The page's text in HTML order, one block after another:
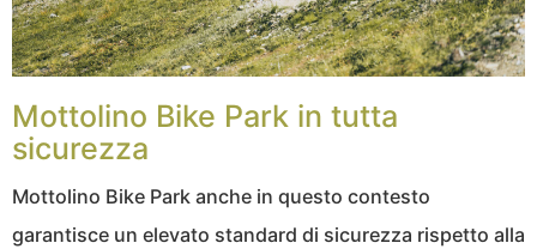
Mottolino Bike Park in tutta
sicurezza
Mottolino Bike Park anche in questo contesto
garantisce un elevato standard di sicurezza rispetto alla